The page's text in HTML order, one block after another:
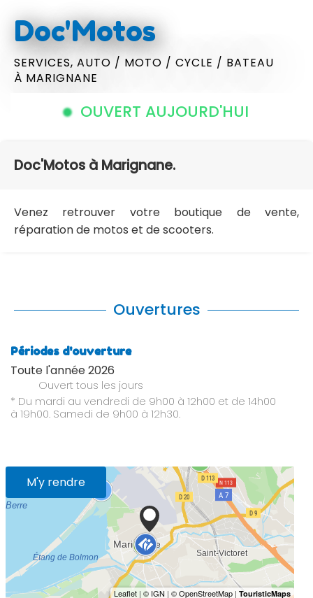
Doc'Motos
SERVICES, AUTO / MOTO / CYCLE / BATEAU
À MARIGNANE
OUVERT AUJOURD'HUI
Doc'Motos à Marignane.
Venez retrouver votre boutique de vente,
réparation de motos et de scooters.
Ouvertures
Périodes d'ouverture
Toute l'année 2026
Ouvert tous les jours
* Du mardi au vendredi de 9h00 à 12h00 et de 14h00
à 19h00. Samedi de 9h00 à 12h30.
M'y rendre